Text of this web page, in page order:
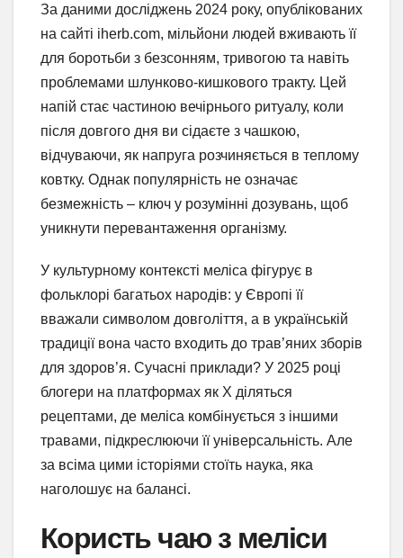
За даними досліджень 2024 року, опублікованих
на сайті iherb.com, мільйони людей вживають її
для боротьби з безсонням, тривогою та навіть
проблемами шлунково-кишкового тракту. Цей
напій стає частиною вечірнього ритуалу, коли
після довгого дня ви сідаєте з чашкою,
відчуваючи, як напруга розчиняється в теплому
ковтку. Однак популярність не означає
безмежність – ключ у розумінні дозувань, щоб
уникнути перевантаження організму.
У культурному контексті меліса фігурує в
фольклорі багатьох народів: у Європі її
вважали символом довголіття, а в українській
традиції вона часто входить до трав’яних зборів
для здоров’я. Сучасні приклади? У 2025 році
блогери на платформах як X діляться
рецептами, де меліса комбінується з іншими
травами, підкреслюючи її універсальність. Але
за всіма цими історіями стоїть наука, яка
наголошує на балансі.
Користь чаю з меліси